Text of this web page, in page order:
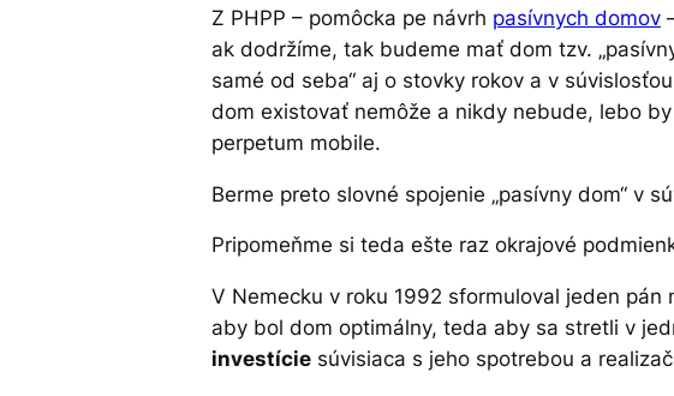
Z PHPP – pomôcka pe návrh pasívnych domov
ak dodržíme, tak budeme mať dom tzv.
samé od seba“ aj o stovky rokov a v
dom existovať nemôže a nikdy nebude, lebo
perpetum mobile.
Berme preto slovné spojenie „pasívny dom“ v
Pripomeňme si teda ešte raz okrajové
V Nemecku v roku 1992 sformuloval jeden
aby bol dom optimálny, teda aby sa stretli v
investície súvisiaca s jeho spotrebou a